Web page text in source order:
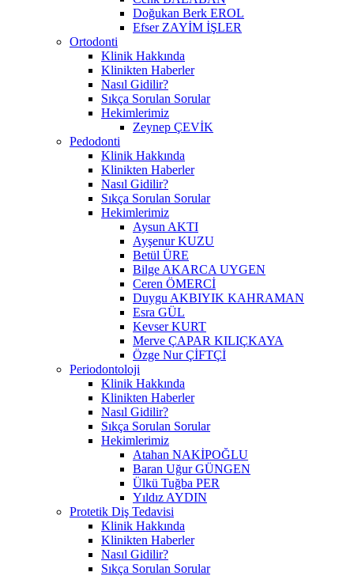
Doğukan Berk EROL
Efser ZAYİM İŞLER
Ortodonti
Klinik Hakkında
Klinikten Haberler
Nasıl Gidilir?
Sıkça Sorulan Sorular
Hekimlerimiz
Zeynep ÇEVİK
Pedodonti
Klinik Hakkında
Klinikten Haberler
Nasıl Gidilir?
Sıkça Sorulan Sorular
Hekimlerimiz
Aysun AKTI
Ayşenur KUZU
Betül ÜRE
Bilge AKARCA UYGEN
Ceren ÖMERCİ
Duygu AKBIYIK KAHRAMAN
Esra GÜL
Kevser KURT
Merve ÇAPAR KILIÇKAYA
Özge Nur ÇİFTÇİ
Periodontoloji
Klinik Hakkında
Klinikten Haberler
Nasıl Gidilir?
Sıkça Sorulan Sorular
Hekimlerimiz
Atahan NAKİPOĞLU
Baran Uğur GÜNGEN
Ülkü Tuğba PER
Yıldız AYDIN
Protetik Diş Tedavisi
Klinik Hakkında
Klinikten Haberler
Nasıl Gidilir?
Sıkça Sorulan Sorular